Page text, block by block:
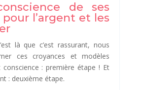
de ses
l’argent et les
là que c’est rassurant, nous
ces croyances et modèles
: première étape ! Et
: deuxième étape.